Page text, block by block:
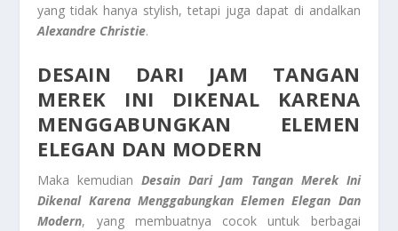
yang tidak hanya stylish, tetapi juga dapat di andalkan
Alexandre Christie.
DESAIN DARI JAM TANGAN
MEREK INI DIKENAL KARENA
MENGGABUNGKAN ELEMEN
ELEGAN DAN MODERN
Maka kemudian Desain Dari Jam Tangan Merek Ini
Dikenal Karena Menggabungkan Elemen Elegan Dan
Modern, yang membuatnya cocok untuk berbagai